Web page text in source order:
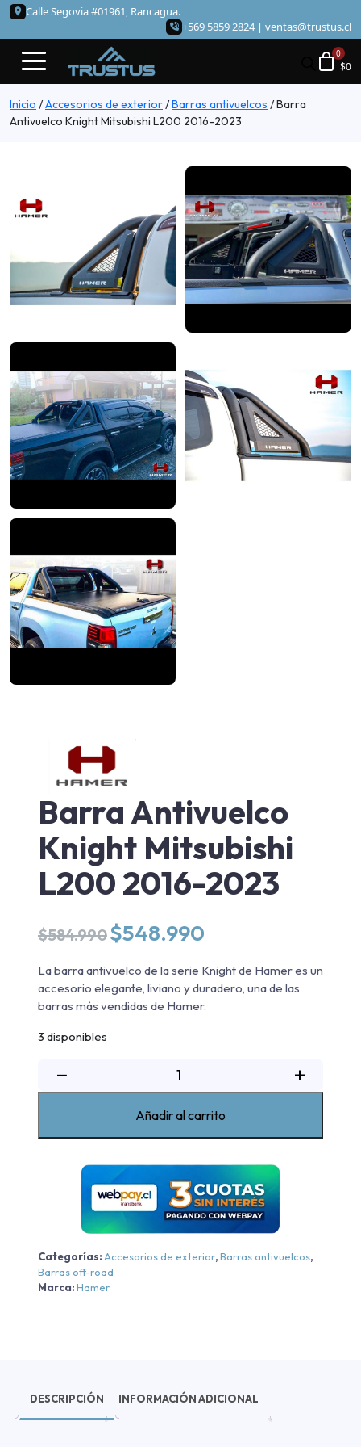
Calle Segovia #01961, Rancagua.
+569 5859 2824 | ventas@trustus.cl
$0
Inicio /Accesorios de exterior/Barras antivuelcos /Barra
Antivuelco Knight Mitsubishi L200 2016-2023
Barra Antivuelco
Knight Mitsubishi
L200 2016-2023
$584.990 El
precio
original
era:
$584.990.
$548.990
actual
es:
$548.990.
La barra antivuelco de la serie Knight de Hamer es un
accesorio elegante, liviano y duradero, una de las
barras más vendidas de Hamer.
3 disponibles
−
2016-
2023
cantidad
+
Añadir al carrito
Categorías:Accesorios de exterior,Barras antivuelcos,
Barras off-road
Marca:Hamer
DESCRIPCIÓN INFORMACIÓN ADICIONAL